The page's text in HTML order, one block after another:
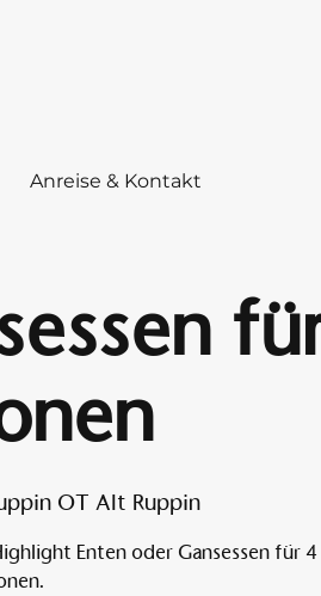
Anreise & Kontakt
OT Alt Ruppin
Enten oder Gansessen für 4